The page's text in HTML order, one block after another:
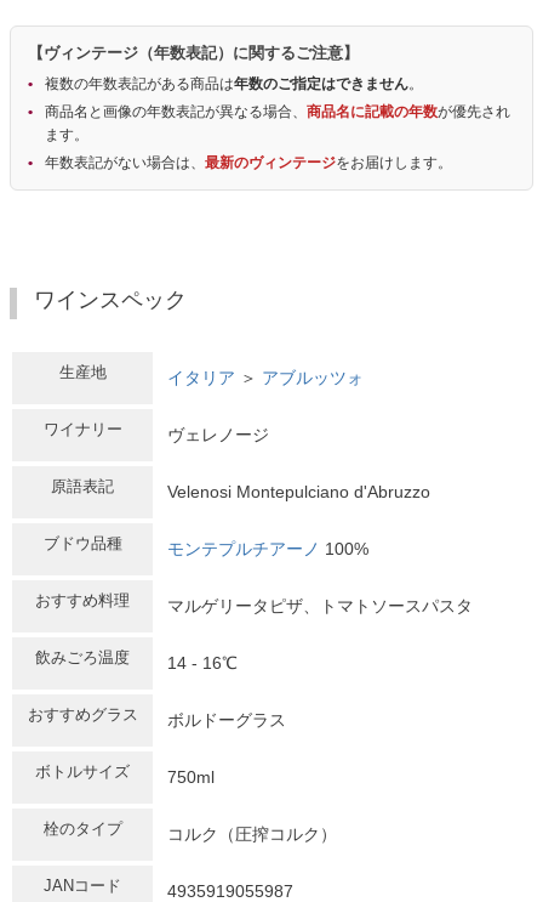
【ヴィンテージ（年数表記）に関するご注意】
複数の年数表記がある商品は年数のご指定はできません。
商品名と画像の年数表記が異なる場合、 商品名に記載の年数が優先され
ます。
年数表記がない場合は、 最新のヴィンテージをお届けします。
ワインスペック
生産地 イタリア ＞ アブルッツォ
ワイナリー ヴェレノージ
原語表記 Velenosi Montepulciano d'Abruzzo
ブドウ品種 モンテプルチアーノ 100%
おすすめ料理 マルゲリータピザ、トマトソースパスタ
飲みごろ温度 14 - 16℃
おすすめグラス ボルドーグラス
ボトルサイズ 750ml
栓のタイプ コルク（圧搾コルク）
JANコード 4935919055987